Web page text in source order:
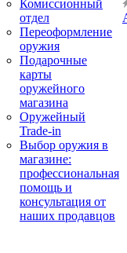
Комиссионный
отдел
Переоформление
оружия
Подарочные
карты
оружейного
магазина
Оружейный
Trade-in
Выбор оружия в
магазине:
профессиональная
помощь и
консультация от
наших продавцов